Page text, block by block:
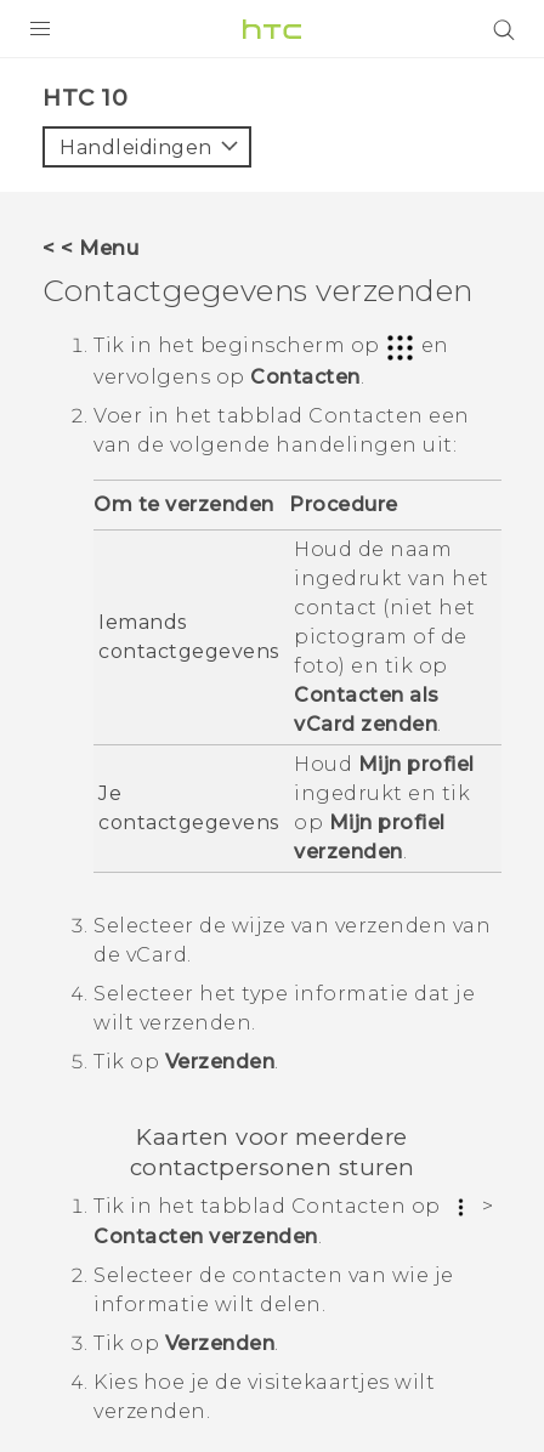
VIVE
HTC Club
SUPPORT
HTC-apparaten & -accessoires
Aanmelden
HTC 10‎
Handleidingen
< < Menu
Contactgegevens verzenden
Tik in het beginscherm op
en
vervolgens op Contacten
Voer in het tabblad Contacten een
van de volgende handelingen uit:
Om te verzenden Procedure
Iemands
contactgegevens
Houd de naam
ingedrukt van het
contact (niet het
pictogram of de
foto) en tik op
Contacten als
vCard zenden
Je
contactgegevens
Houd Mijn profiel
ingedrukt en tik
op Mijn profiel
verzenden
Selecteer de wijze van verzenden van
de vCard.
Selecteer het type informatie dat je
wilt verzenden.
Tik op Verzenden
Kaarten voor meerdere
contactpersonen sturen
Tik in het tabblad Contacten op
>
Contacten verzenden.
Selecteer de contacten van wie je
informatie wilt delen.
Tik op Verzenden.
Kies hoe je de visitekaartjes wilt
verzenden.